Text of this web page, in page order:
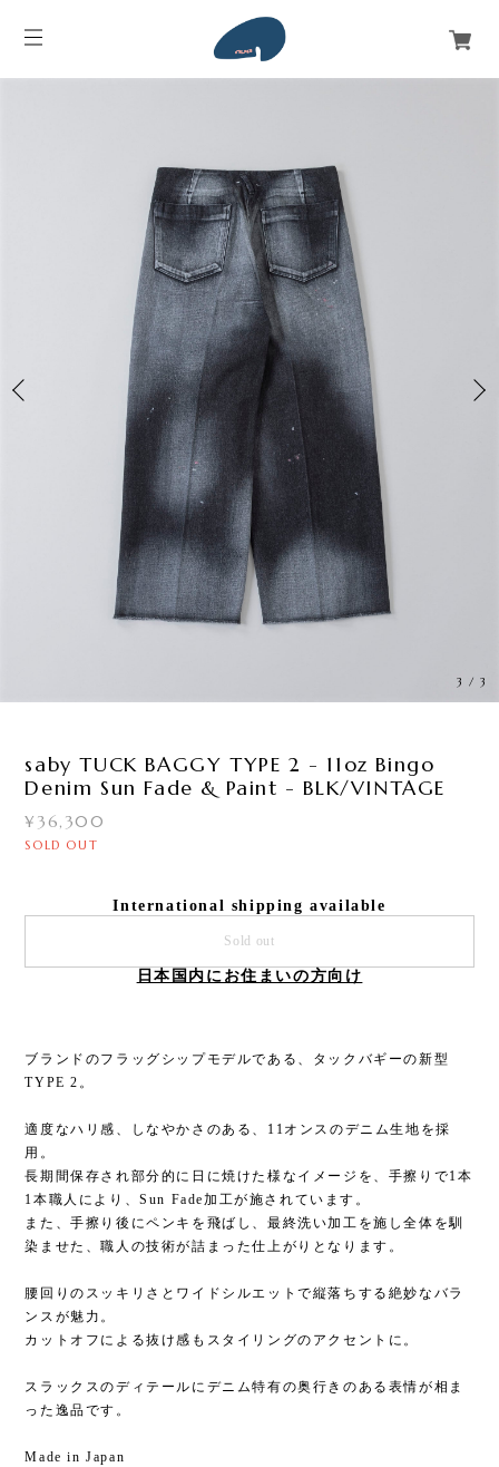
3 /3
saby TUCK BAGGY TYPE 2 - 11oz Bingo
Denim Sun Fade & Paint - BLK/VINTAGE
¥36,300
SOLD OUT
International shipping available
Sold out
日本国内にお住まいの方向け
ブランドのフラッグシップモデルである、タックバギーの新型
TYPE 2。
適度なハリ感、しなやかさのある、11オンスのデニム生地を採
用。
長期間保存され部分的に日に焼けた様なイメージを、手擦りで1本
1本職人により、Sun Fade加工が施されています。
また、手擦り後にペンキを飛ばし、最終洗い加工を施し全体を馴
染ませた、職人の技術が詰まった仕上がりとなります。
腰回りのスッキリさとワイドシルエットで縦落ちする絶妙なバラ
ンスが魅力。
カットオフによる抜け感もスタイリングのアクセントに。
スラックスのディテールにデニム特有の奥行きのある表情が相ま
った逸品です。
Made in Japan